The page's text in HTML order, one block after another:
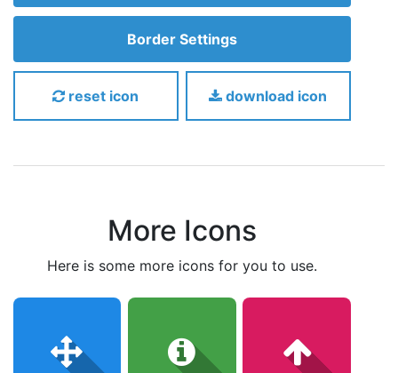
Border Settings
reset icon download icon
More Icons
here is some more icons for you to use.